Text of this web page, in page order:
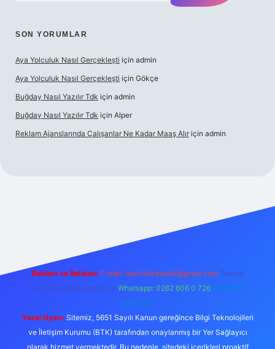
SON YORUMLAR
Aya Yolculuk Nasıl Gerçekleşti için admin
Aya Yolculuk Nasıl Gerçekleşti için Gökçe
Buğday Nasıl Yazılır Tdk için admin
Buğday Nasıl Yazılır Tdk için Alper
Reklam Ajanslarında Çalışanlar Ne Kadar Maaş Alır için admin
Reklam ve İletişim: E-mail: backlinkpaneli@gmail.com Teams:
forumhizmeti@gmail.com Whatsapp: 0262 606 0 726 Telegram:
@karabul
Yasal Uyarı: Sitemiz, 5651 Sayılı Kanun gereğince Bilgi Teknolojileri
ve İletişim Kurumu (BTK) tarafından onaylanmış bir Yer Sağlayıcı
olarak hizmet vermektedir. Bu nedenle, sitedeki içerikleri proaktif